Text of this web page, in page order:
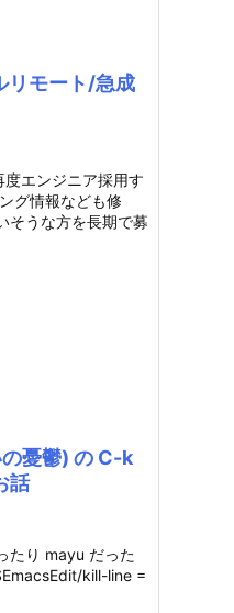
リモート/急成
エンジニア採用す
グ情報なども修
うな方を長期で募
憂鬱) の C-k
話
たり mayu だった
kill-line =